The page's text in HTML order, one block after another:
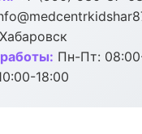
Хабаровск
Пн-Пт:
18:00